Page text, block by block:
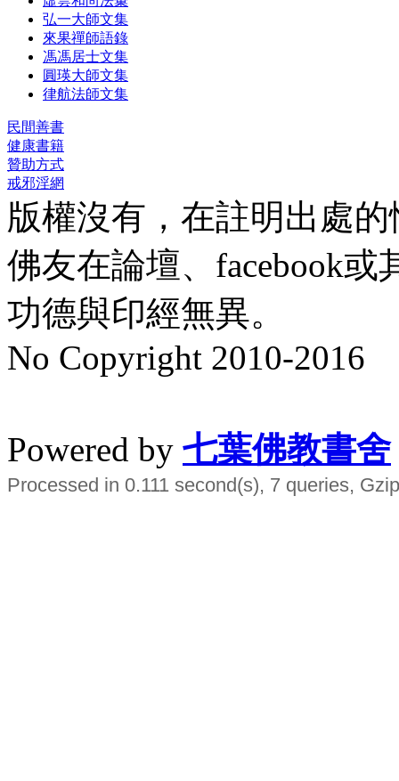
弘一大師文集
來果禪師語錄
馮馮居士文集
圓瑛大師文集
律航法師文集
民間善書
健康書籍
贊助方式
戒邪淫網
版權沒有，在註明出處
佛友在論壇、facebook
功德與印經無異。
No Copyright 2010-2016
Powered by 七葉佛教書舍
Processed in 0.111 second(s), 7 queries,